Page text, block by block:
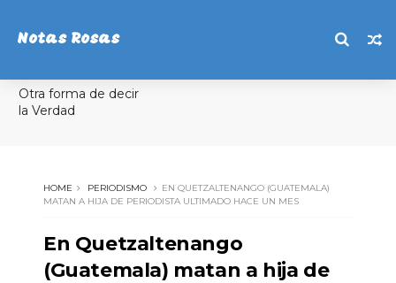
Notas Rosas
Otra forma de decir
la Verdad
HOME PERIODISMO
EN QUETZALTENANGO (GUATEMALA)
MATAN A HIJA DE PERIODISTA ULTIMADO HACE UN MES
En Quetzaltenango
(Guatemala) matan a hija de